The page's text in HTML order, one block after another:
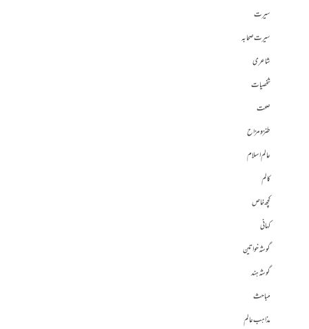
سیرت
سیرت صحابہ
شاعری
شخصیات
صحت
طنز و مزاح
عالم اسلام
کالم
کچھ خاص
کہانی
گوشہ خواتین
گوشہ ہند
مباحث
مذاہب عالم